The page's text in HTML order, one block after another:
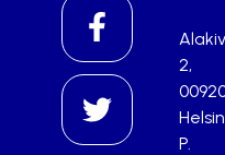
2,
P.